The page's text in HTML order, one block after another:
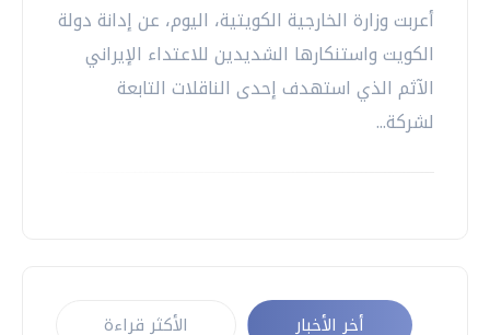
أعربت وزارة الخارجية الكويتية، اليوم، عن إدانة دولة
الكويت واستنكارها الشديدين للاعتداء الإيراني
الآثم الذي استهدف إحدى الناقلات التابعة
لشركة...
أخر الأخبار الأكثر قراءة